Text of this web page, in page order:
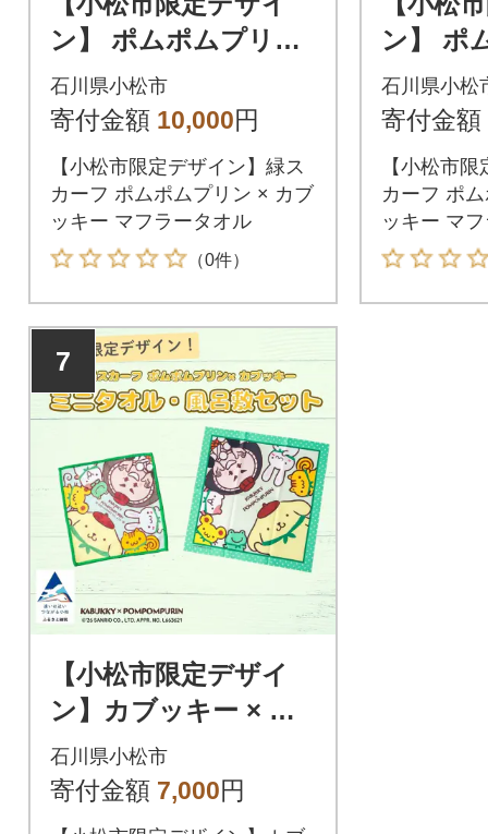
ン】 ポムポムプリン
×カブッキー マフラー
タオル2枚セット(宇
石川県小松市
寄付金額 10,000円
【小松市限定デザイン】緑ス
カーフ ポムポムプリン × カブ
ッキー マフラータオル
（0件）
ン】 ポ
×カブッ
タオル2
石川県小松
寄付金額
【小松市
カーフ ポ
ッキー マ
7
【小松市限定デザイ
ン】カブッキー × ポ
ムポムプリン 小松市
オリジナルミニタオ
石川県小松市
寄付金額 7,000円